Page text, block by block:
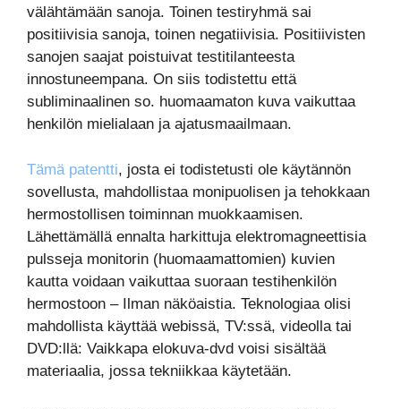
välähtämään sanoja. Toinen testiryhmä sai
positiivisia sanoja, toinen negatiivisia. Positiivisten
sanojen saajat poistuivat testitilanteesta
innostuneempana. On siis todistettu että
subliminaalinen so. huomaamaton kuva vaikuttaa
henkilön mielialaan ja ajatusmaailmaan.
Tämä patentti, josta ei todistetusti ole käytännön
sovellusta, mahdollistaa monipuolisen ja tehokkaan
hermostollisen toiminnan muokkaamisen.
Lähettämällä ennalta harkittuja elektromagneettisia
pulsseja monitorin (huomaamattomien) kuvien
kautta voidaan vaikuttaa suoraan testihenkilön
hermostoon – Ilman näköaistia. Teknologiaa olisi
mahdollista käyttää webissä, TV:ssä, videolla tai
DVD:llä: Vaikkapa elokuva-dvd voisi sisältää
materiaalia, jossa tekniikkaa käytetään.